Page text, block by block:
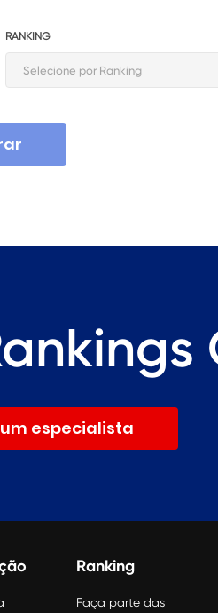
RANKING
especialista
Ranking
Faça parte das